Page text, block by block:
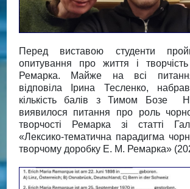
Перед виставою студенти
опитування про життя і
Ремарка. Майже на всі
відповіла Ірина Тесленко,
кількість балів з Тимом Бозе
виявилося питання про роль
творчості Ремарка зі статті
«Лексико-тематична парадигма
творчому доробку Е. М. Ремарка»